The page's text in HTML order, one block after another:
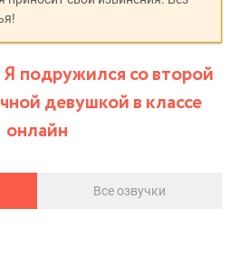
подружился со второй
девушкой в классе
онлайн
Все озвучки